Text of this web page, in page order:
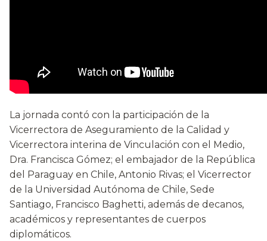
La jornada contó con la participación de la
Vicerrectora de Aseguramiento de la Calidad y
Vicerrectora interina de Vinculación con el Medio,
Dra. Francisca Gómez; el embajador de la República
del Paraguay en Chile, Antonio Rivas; el Vicerrector
de la Universidad Autónoma de Chile, Sede
Santiago, Francisco Baghetti, además de decanos,
académicos y representantes de cuerpos
diplomáticos.